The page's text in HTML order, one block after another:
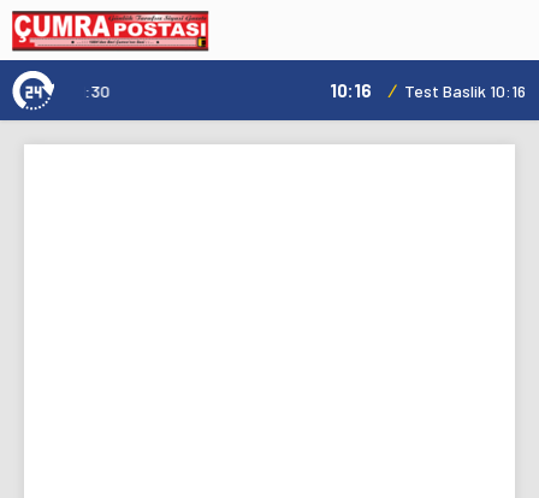
Test Baslik 10:16:19